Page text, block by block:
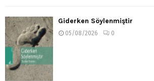
Giderken Söylenmiştir
05/08/2026 0